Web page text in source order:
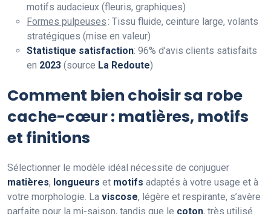
motifs audacieux (fleuris, graphiques)
Formes pulpeuses: Tissu fluide, ceinture large, volants
stratégiques (mise en valeur)
Statistique satisfaction: 96% d’avis clients satisfaits
en 2023 (source La Redoute)
Comment bien choisir sa robe
cache-cœur : matières, motifs
et finitions
Sélectionner le modèle idéal nécessite de conjuguer
matières, longueurs et motifs adaptés à votre usage et à
votre morphologie. La viscose, légère et respirante, s’avère
parfaite pour la mi-saison, tandis que le coton, très utilisé